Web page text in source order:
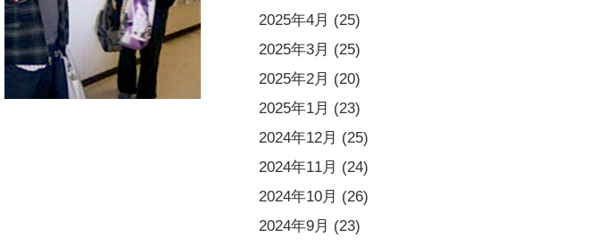
2025年4月 (25)
2025年3月 (25)
2025年2月 (20)
2025年1月 (23)
2024年12月 (25)
2024年11月 (24)
2024年10月 (26)
2024年9月 (23)